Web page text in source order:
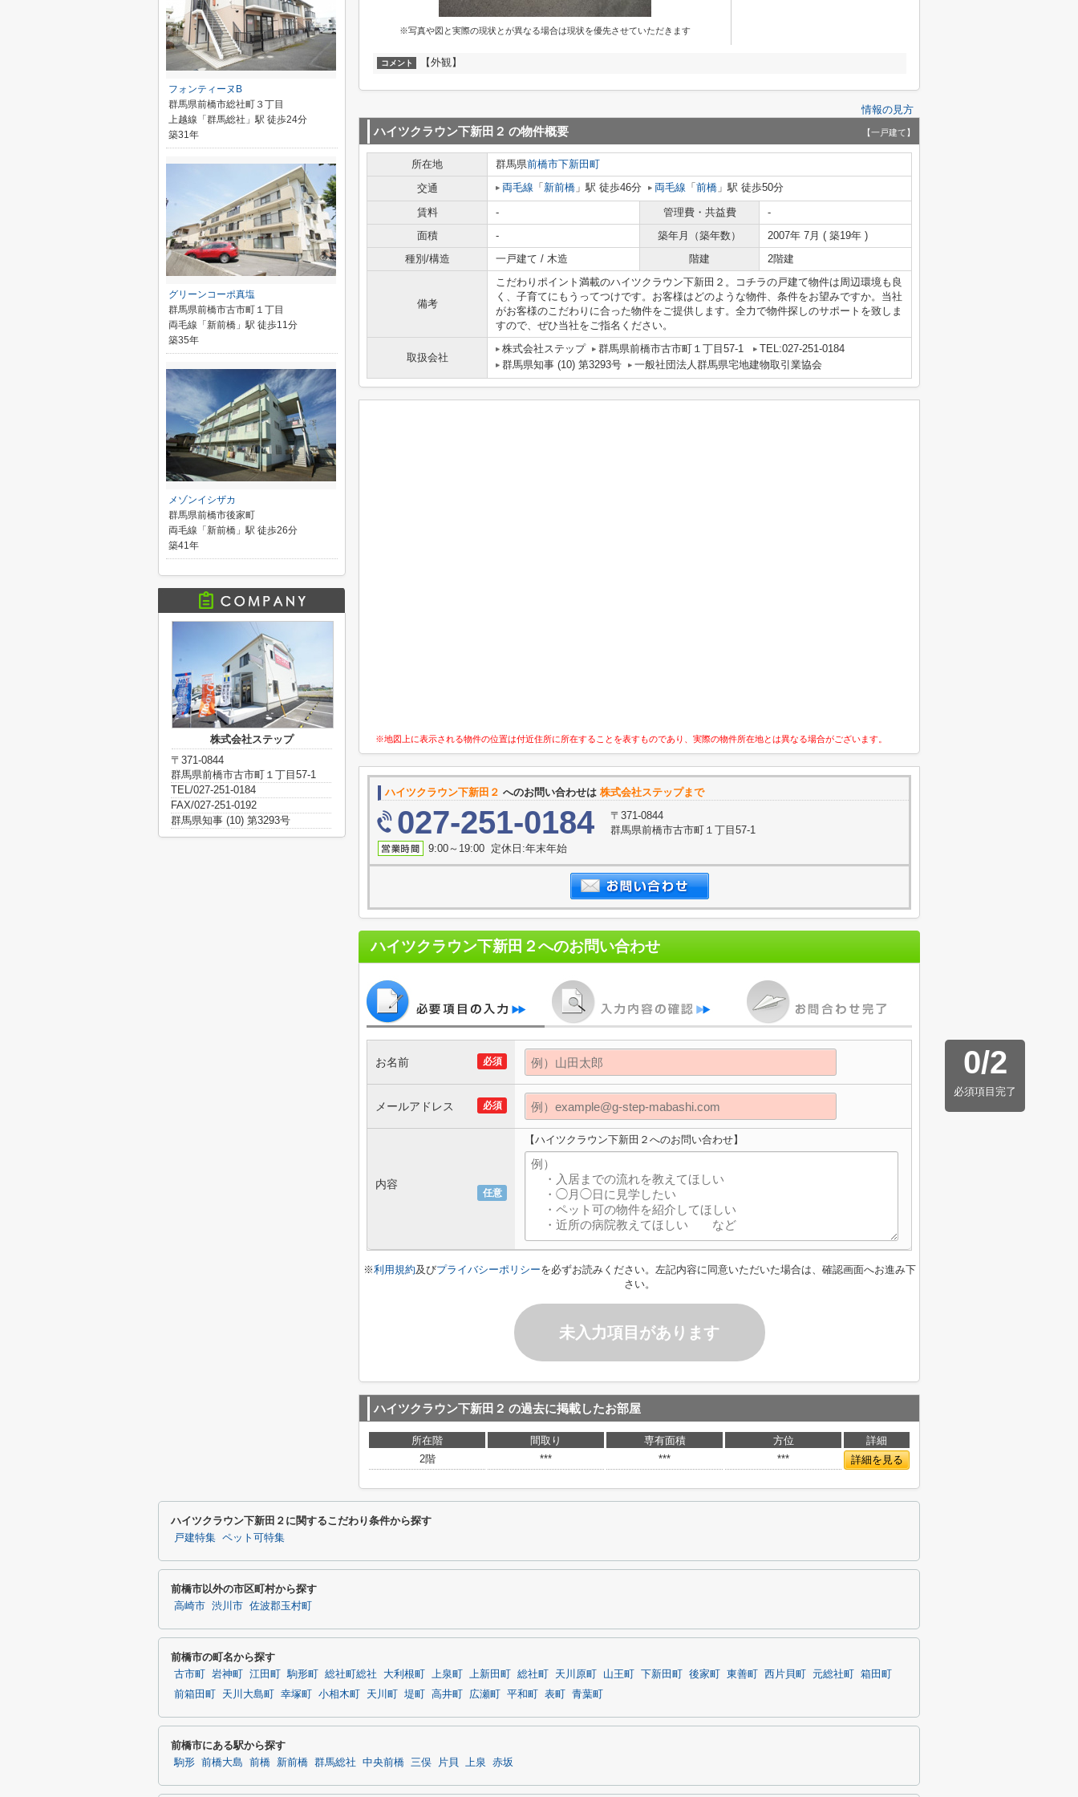
※写真や図と実際の現状とが異なる場合は現状を優先させていただきます
コメント 【外観】
情報の見方
ハイツクラウン下新田２ の物件概要 【一戸建て】
所在地 群馬県前橋市下新田町
交通
両毛線 「 新前橋 」駅 徒歩46分 両毛線 「 前橋 」駅 徒歩50分
賃料 - 管理費・共益費
-
面積
- 築年月（築年数）
2007年 7月 ( 築19年 )
種別/構造
一戸建て / 木造 階建 2階建
備考
こだわりポイント満載のハイツクラウン下新田２。コチラの戸建て物件は周辺環境も良
く、子育てにもうってつけです。お客様はどのような物件、条件をお望みですか。当社
がお客様のこだわりに合った物件をご提供します。全力で物件探しのサポートを致しま
すので、ぜひ当社をご指名ください。
取扱会社
株式会社ステップ 群馬県前橋市古市町１丁目57-1
TEL:027-251-0184
群馬県知事 (10) 第3293号
一般社団法人群馬県宅地建物取引業協会
※地図上に表示される物件の位置は付近住所に所在することを表すものであり、実際の物件所在地とは異なる場合がございます。
ハイツクラウン下新田２ へのお問い合わせは 株式会社ステップまで
027-251-0184
〒371-0844
群馬県前橋市古市町１丁目57-1
9:00～19:00 定休日:年末年始
ハイツクラウン下新田２へのお問い合わせ
0/2
必須項目完了
必須
お名前
必須
メールアドレス
任意
内容
【ハイツクラウン下新田２へのお問い合わせ】
※利用規約及びプライバシーポリシーを必ずお読みください。左記内容に同意いただいた場合は、確認画面へお進み下
さい。
未入力項目があります
ハイツクラウン下新田２ の過去に掲載したお部屋
所在階 間取り 専有面積 方位
詳細
2階
*** *** *** 詳細を見る
フォンティーヌB
群馬県前橋市総社町３丁目
上越線「群馬総社」駅 徒歩24分
築31年
グリーンコーポ真塩
群馬県前橋市古市町１丁目
両毛線「新前橋」駅 徒歩11分
築35年
メゾンイシザカ
群馬県前橋市後家町
両毛線「新前橋」駅 徒歩26分
築41年
株式会社ステップ
〒371-0844
群馬県前橋市古市町１丁目57-1
TEL/027-251-0184
FAX/027-251-0192
群馬県知事 (10) 第3293号
ハイツクラウン下新田２に関するこだわり条件から探す
戸建特集 ペット可特集
前橋市以外の市区町村から探す
高崎市 渋川市 佐波郡玉村町
前橋市の町名から探す
古市町 岩神町 江田町 駒形町 総社町総社 大利根町 上泉町 上新田町 総社町 天川原町 山王町 下新田町 後家町 東善町 西片貝町 元総社町
箱田町
前箱田町
天川大島町 幸塚町 小相木町 天川町 堤町 高井町 広瀬町 平和町 表町 青葉町
前橋市にある駅から探す
駒形 前橋大島 前橋 新前橋 群馬総社 中央前橋 三俣 片貝 上泉 赤坂